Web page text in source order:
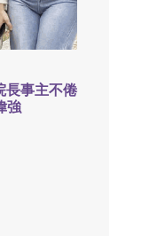
長事主不倦
強